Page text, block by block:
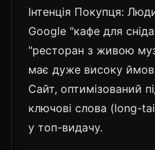
Інтенція Покупця:
Google "кафе для
"ресторан з живою
має дуже високу
Сайт, оптимізований
ключові слова (long-
у топ-видачу.